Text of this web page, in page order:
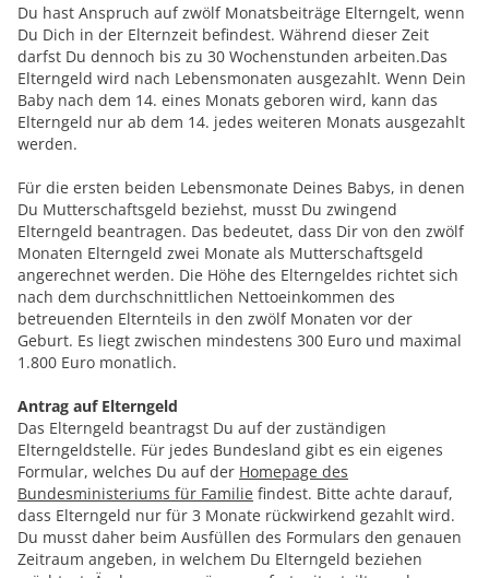
Du hast Anspruch auf zwölf Monatsbeiträge Elterngelt, wenn
Du Dich in der Elternzeit befindest. Während dieser Zeit
darfst Du dennoch bis zu 30 Wochenstunden arbeiten.Das
Elterngeld wird nach Lebensmonaten ausgezahlt. Wenn Dein
Baby nach dem 14. eines Monats geboren wird, kann das
Elterngeld nur ab dem 14. jedes weiteren Monats ausgezahlt
werden.
Für die ersten beiden Lebensmonate Deines Babys, in denen
Du Mutterschaftsgeld beziehst, musst Du zwingend
Elterngeld beantragen. Das bedeutet, dass Dir von den zwölf
Monaten Elterngeld zwei Monate als Mutterschaftsgeld
angerechnet werden. Die Höhe des Elterngeldes richtet sich
nach dem durchschnittlichen Nettoeinkommen des
betreuenden Elternteils in den zwölf Monaten vor der
Geburt. Es liegt zwischen mindestens 300 Euro und maximal
1.800 Euro monatlich.
Antrag auf Elterngeld
Das Elterngeld beantragst Du auf der zuständigen
Elterngeldstelle. Für jedes Bundesland gibt es ein eigenes
Formular, welches Du auf der Homepage des
Bundesministeriums für Familie findest. Bitte achte darauf,
dass Elterngeld nur für 3 Monate rückwirkend gezahlt wird.
Du musst daher beim Ausfüllen des Formulars den genauen
Zeitraum angeben, in welchem Du Elterngeld beziehen